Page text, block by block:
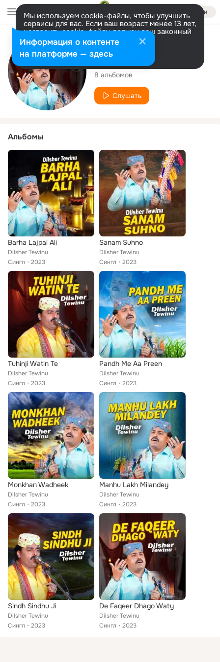
Войти
Мы используем cookie-файлы, чтобы улучшить
сервисы для вас. Если ваш возраст менее 13 лет,
настроить cookie-файлы должен ваш законный
представитель. Больше информации
Разрешить все Настроить
Исполнитель
Dilsher Tewinu
8 альбомов
Слушать
Альбомы
Barha Lajpal Ali
Dilsher Tewinu
Сингл
2023
Sanam Suhno
Dilsher Tewinu
Сингл
2023
Tuhinji Watin Te
Dilsher Tewinu
Сингл
2023
Pandh Me Aa Preen
Dilsher Tewinu
Сингл
2023
Monkhan Wadheek
Dilsher Tewinu
Сингл
2023
Manhu Lakh Milandey
Dilsher Tewinu
Сингл
2023
Sindh Sindhu Ji
Dilsher Tewinu
Сингл
2023
De Faqeer Dhago Waty
Dilsher Tewinu
Сингл
2023
Информация о контенте
на платформе — здесь